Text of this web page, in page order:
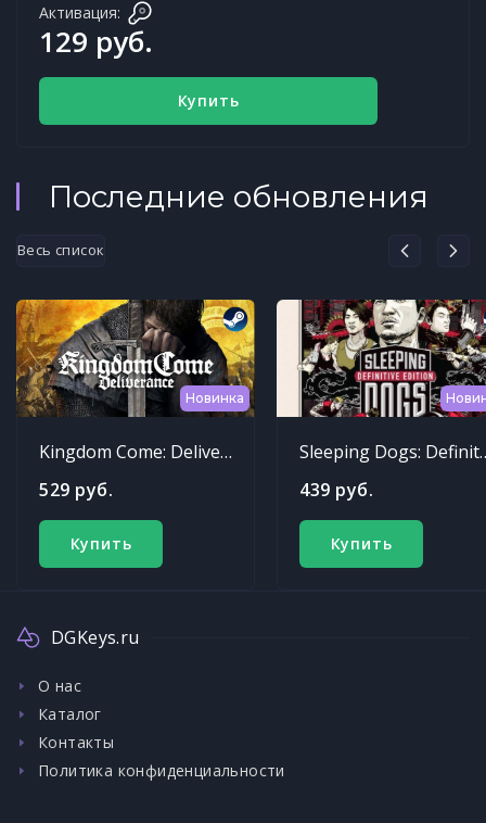
Активация:
129 руб.
Купить
Последние обновления
Весь список
Новинка
Kingdom Come: Deliverance
529 руб.
Купить
Sleeping
439 руб.
Купить
DGKeys.ru
О нас
Каталог
Контакты
Политика конфиденциальности